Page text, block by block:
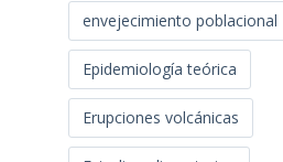
envejecimiento poblacional
Epidemiología teórica
Erupciones volcánicas